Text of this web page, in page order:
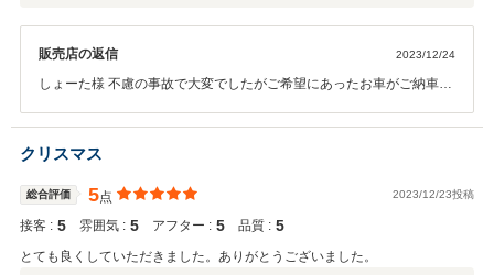
販売店の返信 2023/12/24
しょーた様 不慮の事故で大変でしたがご希望にあったお車がご納車で
思います。また近くに来られた際は遊びに来てくださいね。ありがと
うございました！！
クリスマス
総合評価 5点 2023/12/23投稿
接客 : 5 雰囲気 : 5 アフター : 5 品質 : 5
とても良くしていただきました。ありがとうございました。